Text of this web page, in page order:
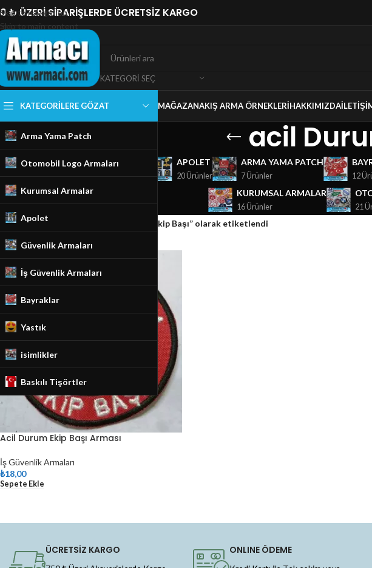
Skip to navigation
Skip to main content
₺ ÜZERİ SİPARİŞLERDE ÜCRETSİZ KARGO
KATEGORI SEÇ
KATEGORILERE GÖZAT
Arma Yama Patch
Otomobil Logo Armaları
Kurumsal Armalar
Apolet
Güvenlik Armaları
İş Güvenlik Armaları
Bayraklar
Yastık
isimlikler
Baskılı Tişörtler
MAĞAZANAKIŞ ARMA ÖRNEKLERIHAKKIMIZDA
acil
GÜVENLIK ARMALARI
18 Ürünler
APOLET
20 Ürünler
ARMA YAMA PATCH
7 Ürünler 12
KURUMSAL ARMALAR
16 Ürünler 21
Ana Sayfa/Mağaza Ürünler “acil Durum ekip Başı” olarak etiketlendi
Acil Durum Ekip Başı Arması
İş Güvenlik Armaları
₺18,00
Sepete Ekle
ÜCRETSİZ KARGO ONLINE ÖDEME